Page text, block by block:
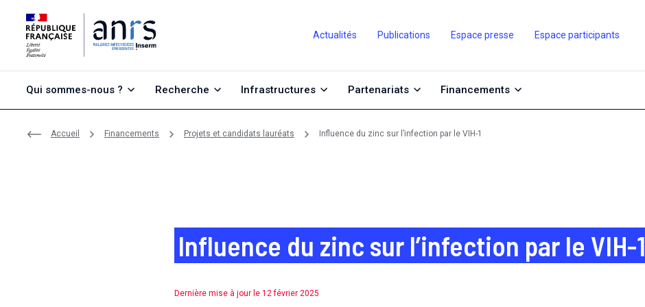
Actualités Publications Espace presse Espace participants
Qui sommes-nous ? Recherche Infrastructures Partenariats Financements
Accueil Financements Projets et candidats lauréats Influence du zinc sur l’infection par le VIH-1
Influence du zinc sur l’infection par le VIH-1
Dernière mise à jour le 12 février 2025